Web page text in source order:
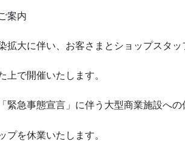
案内
拡大に伴い、お客さまとショップスタッ
上で開催いたします。
緊急事態宣言」に伴う大型商業施設へ
プを休業いたします。